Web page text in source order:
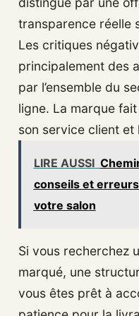
transparence réelle
Les critiques
principalement des
par l’ensemble du
ligne. La marque
son service client et
LIRE AUSSI
conseils et
votre salon
Si vous recherchez
marqué, une
vous êtes prêt à